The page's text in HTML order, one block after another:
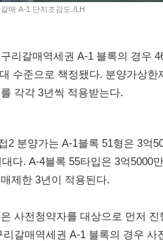
매 A-1 단지조감도./LH
리갈매역세권 A-1 블록의 경우
수준으로 책정됐다. 분양가상
각각 3년씩 적용받는다.
2 분양가는 A-1블록 51형은 3억
다. A-4블록 55타입은 3억5000
제한 3년이 적용된다.
사전청약자를 대상으로 먼저
리갈매역세권 A-1 블록의 경우